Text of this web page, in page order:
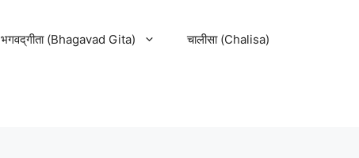
भगवद्‌गीता (Bhagavad Gita) चालीसा (Chalisa)